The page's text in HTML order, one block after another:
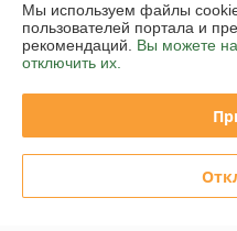
Доставка и оплата
График работы
Политика обработки
Мы используем файлы
пользователей портала и
рекомендаций. Вы можете
отключить их.